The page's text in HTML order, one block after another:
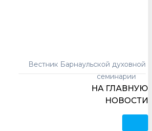
Вестник Барнаульской духовной
семинарии
НА ГЛАВНУЮ
НОВОСТИ